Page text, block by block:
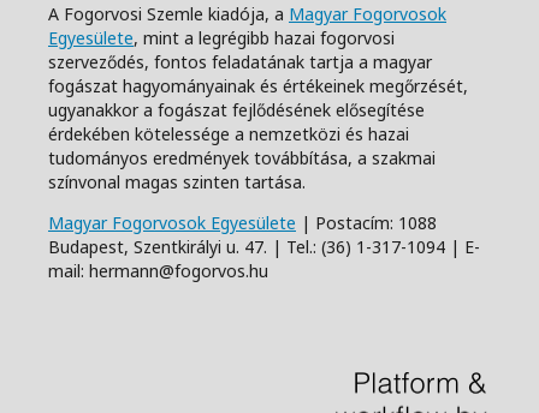
A Fogorvosi Szemle kiadója, a Magyar Fogorvosok
Egyesülete, mint a legrégibb hazai fogorvosi
szerveződés, fontos feladatának tartja a magyar
fogászat hagyományainak és értékeinek megőrzését,
ugyanakkor a fogászat fejlődésének elősegítése
érdekében kötelessége a nemzetközi és hazai
tudományos eredmények továbbítása, a szakmai
színvonal magas szinten tartása.
Magyar Fogorvosok Egyesülete | Postacím: 1088
Budapest, Szentkirályi u. 47. | Tel.: (36) 1-317-1094 | E-
mail: hermann@fogorvos.hu